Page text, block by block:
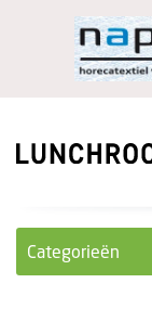
Categorieën